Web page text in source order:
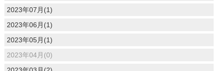
2023年07月(1)
2023年06月(1)
2023年05月(1)
2023年04月(0)